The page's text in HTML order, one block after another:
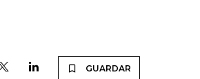
GUARDAR